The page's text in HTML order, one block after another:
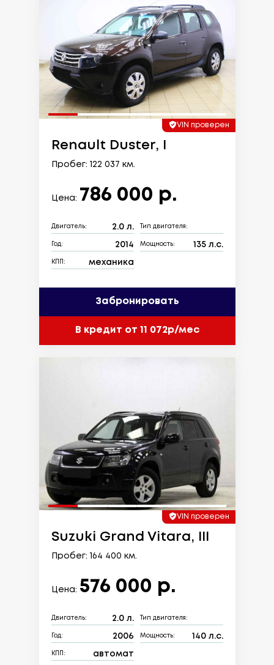
VIN проверен
Renault Duster, I
Пробег: 122 037 км.
Цена: 786 000 р.
Двигатель: 2.0 л. Тип двигателя:
Год: 2014 Мощность: 135 л.с.
КПП: механика
Забронировать
В кредит от 11 072р/мес
VIN проверен
Suzuki Grand Vitara, III
Пробег: 164 400 км.
Цена: 576 000 р.
Двигатель: 2.0 л. Тип двигателя:
Год: 2006 Мощность: 140 л.с.
КПП: автомат